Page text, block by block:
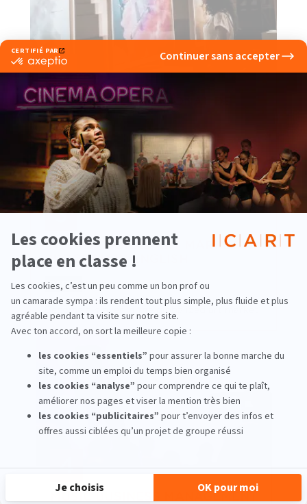
MARCHÉ INTERNATIONAL
L'ART
PARIS
Devenez un acteur du marché de l'art
mondialisé
2
INTERNATIONAL ART MARKET -
PROGRAM IN ENGLISH
PARIS
Become a player in the globalized art market
3
MUSIC BUSINESS MANAGEMENT
4